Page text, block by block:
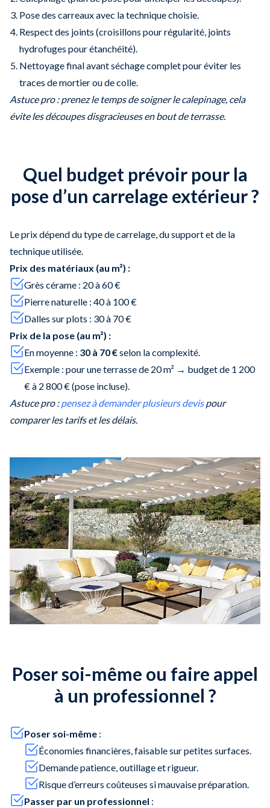
Pose des carreaux avec la technique choisie.
Respect des joints (croisillons pour régularité, joints
hydrofuges pour étanchéité).
Nettoyage final avant séchage complet pour éviter les
traces de mortier ou de colle.
Astuce pro : prenez le temps de soigner le calepinage, cela
évite les découpes disgracieuses en bout de terrasse.
Quel budget prévoir pour la
pose d’un carrelage extérieur ?
Le prix dépend du type de carrelage, du support et de la
technique utilisée.
Prix des matériaux (au m²) :
Grès cérame : 20 à 60 €
Pierre naturelle : 40 à 100 €
Dalles sur plots : 30 à 70 €
Prix de la pose (au m²) :
En moyenne : 30 à 70 €selon la complexité.
Exemple : pour une terrasse de 20 m² → budget de 1 200
€ à 2 800 € (pose incluse).
Astuce pro :pensez à demander plusieurs devispour
comparer les tarifs et les délais.
Poser soi-même ou faire appel
à un professionnel ?
Poser soi-même :
Économies financières, faisable sur petites surfaces.
Demande patience, outillage et rigueur.
Risque d’erreurs coûteuses si mauvaise préparation.
Passer par un professionnel :